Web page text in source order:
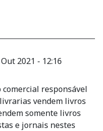
2021 - 12:16
responsável
vendem livros
somente livros
e jornais nestes